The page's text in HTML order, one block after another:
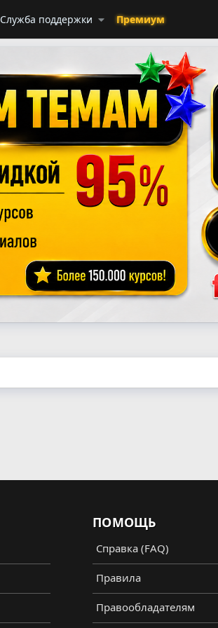
Служба поддержки Премиум
ПОМОЩЬ
Справка (FAQ)
Правила
Правообладателям